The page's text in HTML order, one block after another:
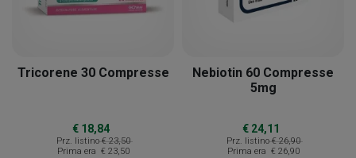
Tricorene 30 Compresse
€ 18,84
Prz. listino € 23,50
Prima era € 23,50
Nebiotin 60 Compresse
5mg
€ 24,11
Prz. listino € 26,90
Prima era € 26,90